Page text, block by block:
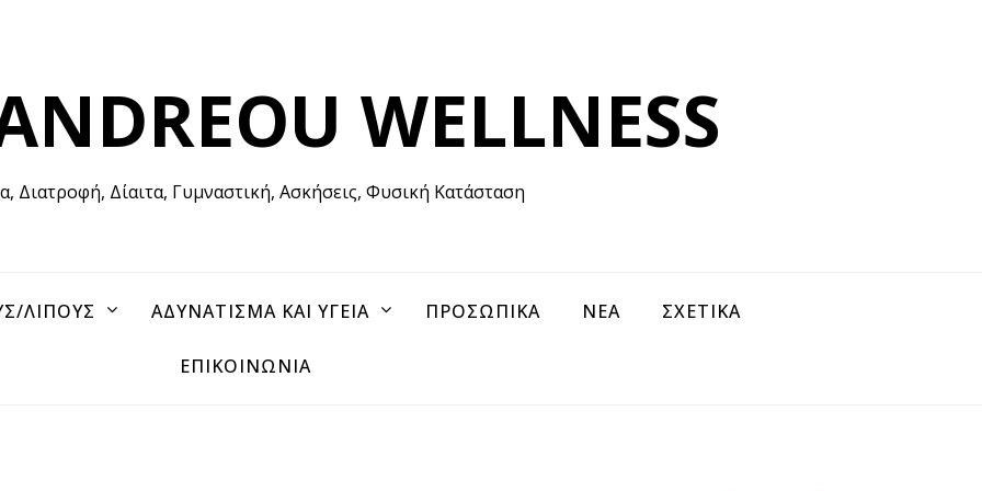
WELLNESS
Διατροφή, Δίαιτα, Γυμναστική, Ασκήσεις, Φυσική Κατάσταση
ΛΙΠΟΥΣ ΑΔΥΝΑΤΙΣΜΑ ΚΑΙ ΥΓΕΙΑ ΠΡΟΣΩΠΙΚΑ ΝΕΑ ΣΧΕΤΙΚΑ
ΕΠΙΚΟΙΝΩΝΙΑ